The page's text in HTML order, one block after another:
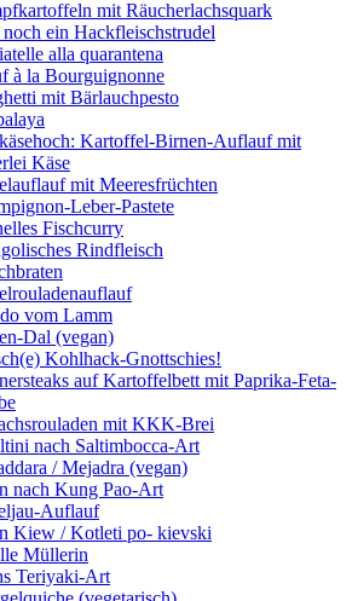
mit Räucherlachsquark
ein Hackfleischstrudel
alla quarantena
à la Bourguignonne
mit Bärlauchpesto
Kartoffel-Birnen-Auflauf mit
Käse
mit Meeresfrüchten
Leber-Pastete
Fischcurry
Rindfleisch
vom Lamm
Dal (vegan)
Kohlhack-Gnottschies!
auf Kartoffelbett mit Paprika-Feta-
mit KKK-Brei
nach Saltimbocca-Art
/ Mejadra (vegan)
nach Kung Pao-Art
Auflauf
Kiew / Kotleti po- kievski
Müllerin
Teriyaki-Art